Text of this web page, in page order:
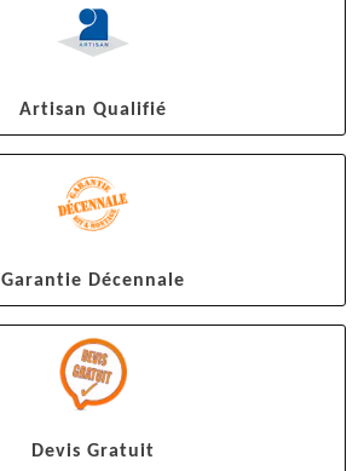
Artisan Qualifié
Garantie Décennale
Devis Gratuit